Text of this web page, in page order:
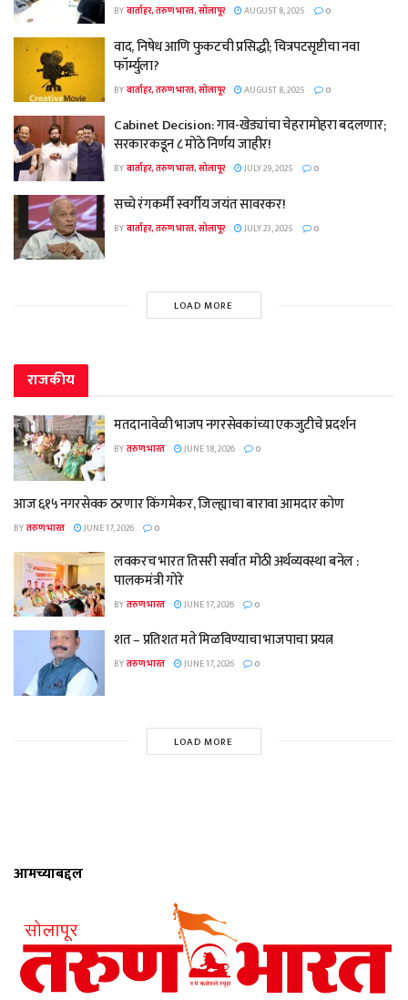
BYवार्ताहर, तरुण भारत, सोलापूर AUGUST 8, 2025 0
वाद, निषेध आणि फुकटची प्रसिद्धी; चित्रपटसृष्टीचा नवा
फॉर्म्युला?
BYवार्ताहर, तरुण भारत, सोलापूर AUGUST 8, 2025 0
Cabinet Decision: गाव-खेड्यांचा चेहरामोहरा बदलणार;
सरकारकडून ८ मोठे निर्णय जाहीर!
BYवार्ताहर, तरुण भारत, सोलापूर JULY 29, 2025 0
सच्चे रंगकर्मी स्वर्गीय जयंत सावरकर!
BYवार्ताहर, तरुण भारत, सोलापूर JULY 23, 2025 0
LOAD MORE
राजकीय
मतदानावेळी भाजप नगरसेवकांच्या एकजुटीचे प्रदर्शन
BYतरुण भारत JUNE 18, 2026 0
आज ६१५ नगरसेवक ठरणार किंगमेकर, जिल्ह्याचा बारावा आमदार कोण
BYतरुण भारत JUNE 17, 2026 0
लवकरच भारत तिसरी सर्वात मोठी अर्थव्यवस्था बनेल :
पालकमंत्री गोरे
BYतरुण भारत JUNE 17, 2026 0
शत – प्रतिशत मते मिळविण्याचा भाजपाचा प्रयत्न
BYतरुण भारत JUNE 17, 2026 0
LOAD MORE
आमच्याबद्दल